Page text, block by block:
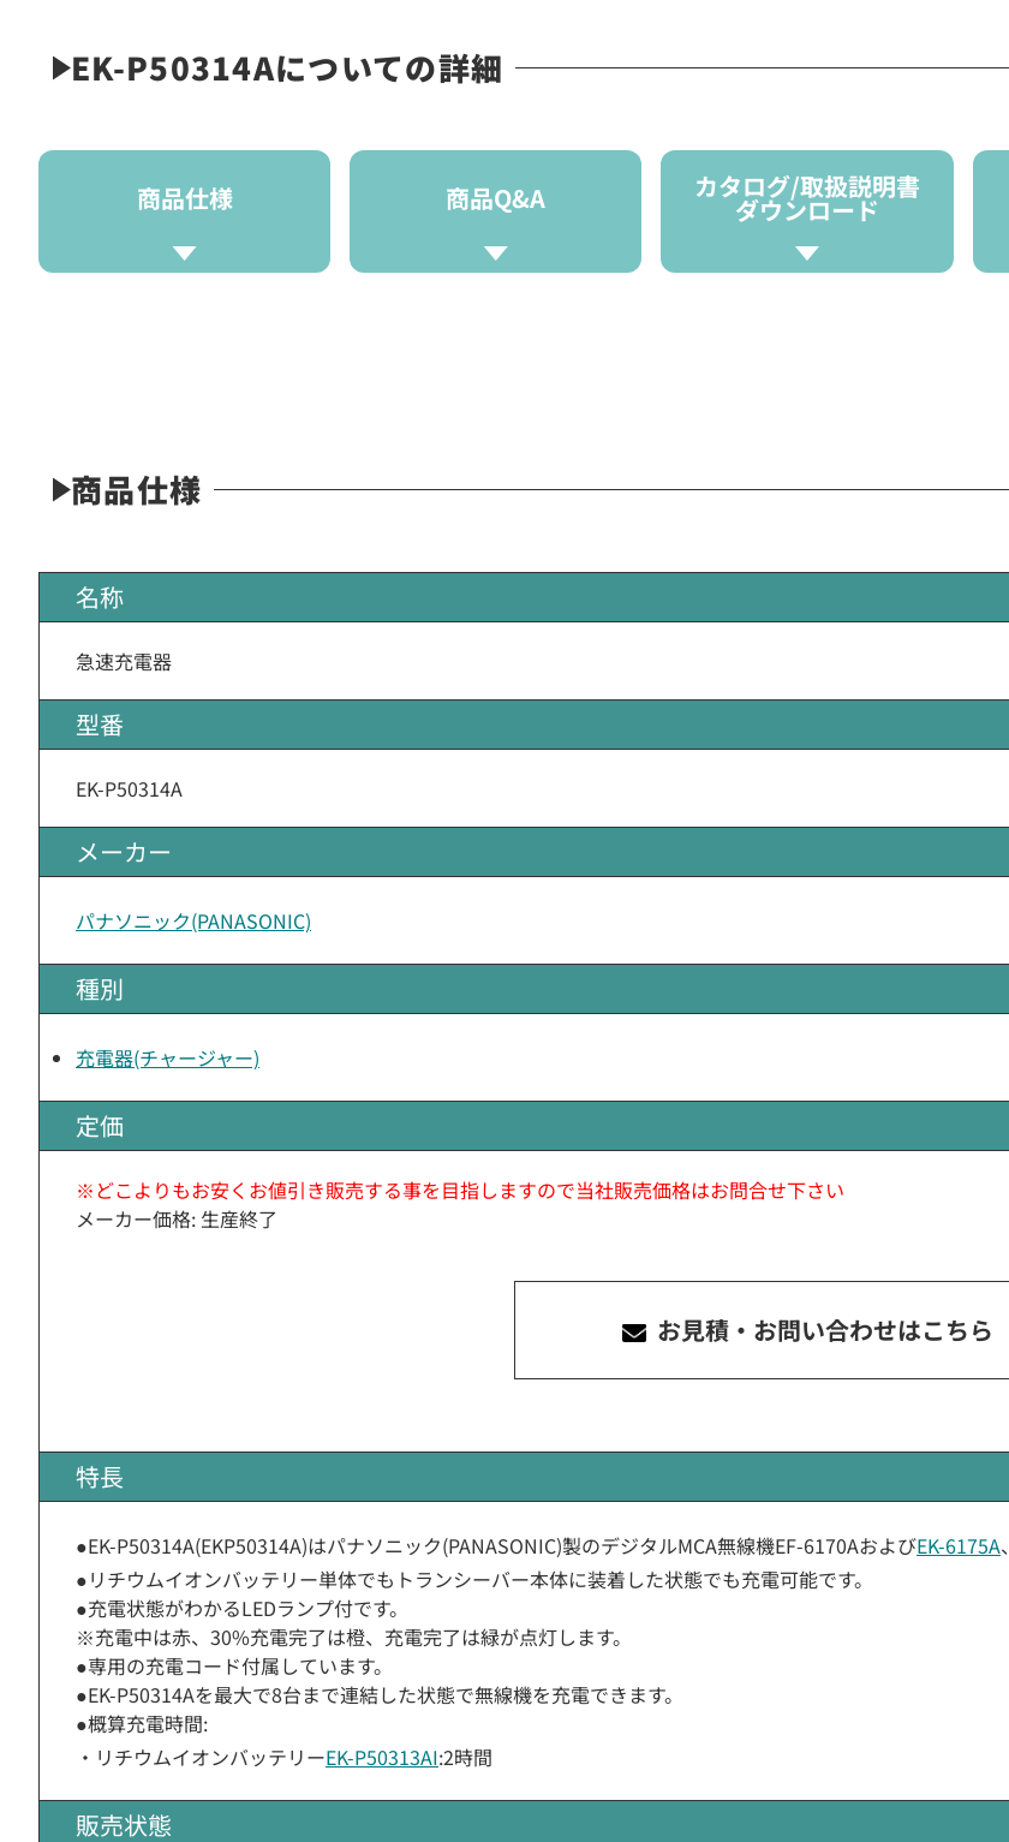
EK-P50314Aについての詳細
商品仕様 商品Q&A カタログ/取扱説明書
ダウンロード
商品仕様
名称
急速充電器
型番
EK-P50314A
メーカー
パナソニック(PANASONIC)
種別
充電器(チャージャー)
定価
※どこよりもお安くお値引き販売する事を目指しますので当社販売価格はお問合せ下さい
メーカー価格: 生産終了
お見積・お問い合わせはこちら
特長
●EK-P50314A(EKP50314A)はパナソニック(PANASONIC)製のデジタルMCA無線機EF-6170AおよびEK-6175A、
●リチウムイオンバッテリー単体でもトランシーバー本体に装着した状態でも充電可能です。
●充電状態がわかるLEDランプ付です。
※充電中は赤、30%充電完了は橙、充電完了は緑が点灯します。
●専用の充電コード付属しています。
●EK-P50314Aを最大で8台まで連結した状態で無線機を充電できます。
●概算充電時間:
・リチウムイオンバッテリーEK-P50313AI:2時間
販売状態